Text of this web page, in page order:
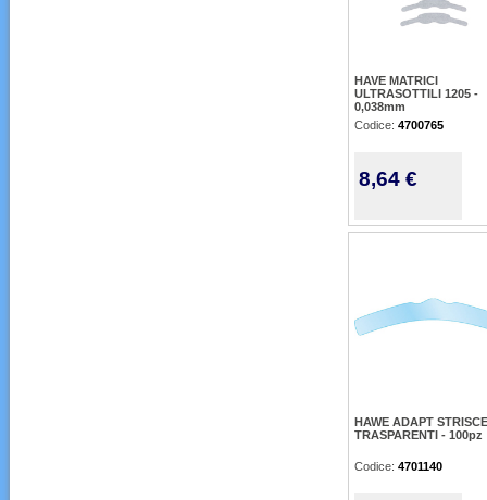
HAVE MATRICI
ULTRASOTTILI 1205 -
0,038mm
Codice: 4700765
8,64 €
HAWE ADAPT STRISCE
TRASPARENTI - 100pz
Codice: 4701140